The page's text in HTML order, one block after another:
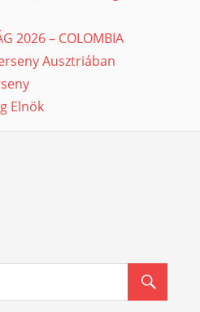
2026 – COLOMBIA
Ausztriában
Elnök